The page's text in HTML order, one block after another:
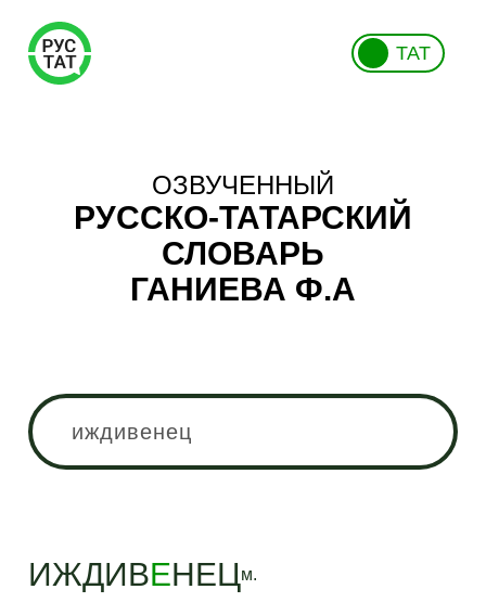
ТАТ
ОЗВУЧЕННЫЙ
РУССКО-ТАТАРСКИЙ
СЛОВАРЬ
ГАНИЕВА Ф.А
ИЖДИВЕНЕЦм.